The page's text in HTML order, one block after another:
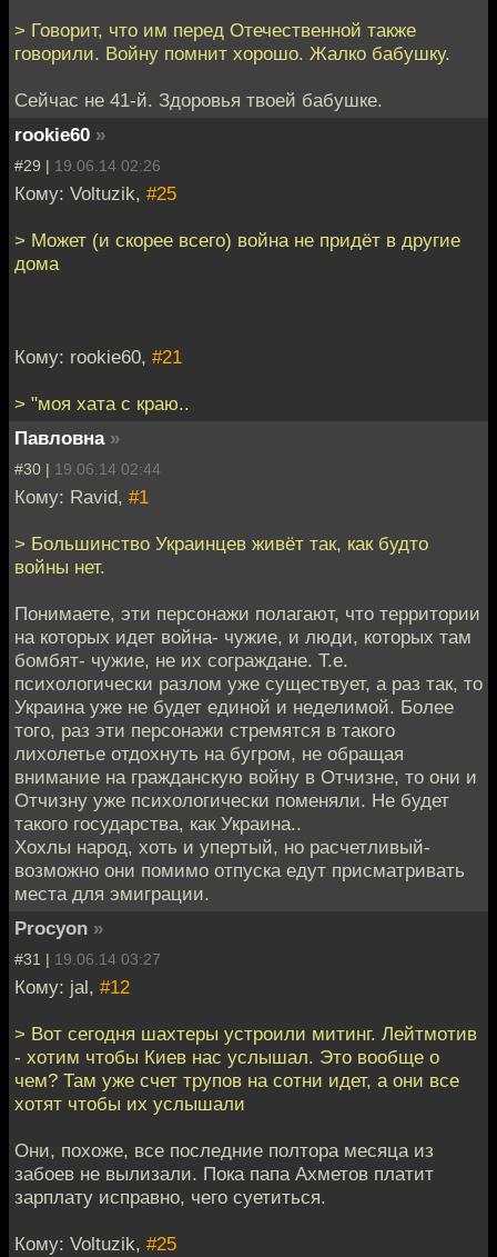
> Говорит, что им перед Отечественной также
говорили. Войну помнит хорошо. Жалко бабушку.
Сейчас не 41-й. Здоровья твоей бабушке.
rookie60 »
#29 | 19.06.14 02:26
Кому: Voltuzik, #25
> Может (и скорее всего) война не придёт в другие
дома
Кому: rookie60, #21
> "моя хата с краю..
Павловна »
#30 | 19.06.14 02:44
Кому: Ravid, #1
> Большинство Украинцев живёт так, как будто
войны нет.
Понимаете, эти персонажи полагают, что территории
на которых идет война- чужие, и люди, которых там
бомбят- чужие, не их сограждане. Т.е.
психологически разлом уже существует, а раз так, то
Украина уже не будет единой и неделимой. Более
того, раз эти персонажи стремятся в такого
лихолетье отдохнуть на бугром, не обращая
внимание на гражданскую войну в Отчизне, то они и
Отчизну уже психологически поменяли. Не будет
такого государства, как Украина..
Хохлы народ, хоть и упертый, но расчетливый-
возможно они помимо отпуска едут присматривать
места для эмиграции.
Procyon »
#31 | 19.06.14 03:27
Кому: jal, #12
> Вот сегодня шахтеры устроили митинг. Лейтмотив
- хотим чтобы Киев нас услышал. Это вообще о
чем? Там уже счет трупов на сотни идет, а они все
хотят чтобы их услышали
Они, похоже, все последние полтора месяца из
забоев не вылизали. Пока папа Ахметов платит
зарплату исправно, чего суетиться.
Кому: Voltuzik, #25